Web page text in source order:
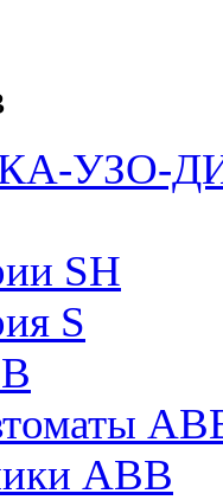
УЗО-
SH
S
ABB